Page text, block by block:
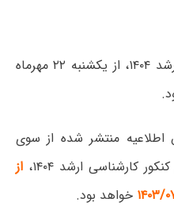
تاریخ ثبت‌نام کنکور کارشناسی ارشد ۱۴۰۴، از یکشنبه ۲۲ مهرماه
اطلاعیه منتشر شده از سوی
کارشناسی ارشد ۱۴۰۴،
از
خواهد بود.